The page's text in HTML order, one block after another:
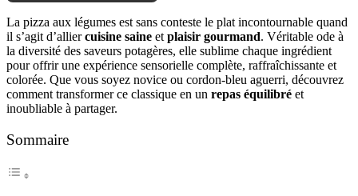
La pizza aux légumes est sans conteste le plat incontournable quand
il s’agit d’alliercuisine saine et plaisir gourmand. Véritable ode à
la diversité des saveurs potagères, elle sublime chaque ingrédient
pour offrir une expérience sensorielle complète, raffraîchissante et
colorée. Que vous soyez novice ou cordon-bleu aguerri, découvrez
comment transformer ce classique en un repas équilibré et
inoubliable à partager.
Sommaire